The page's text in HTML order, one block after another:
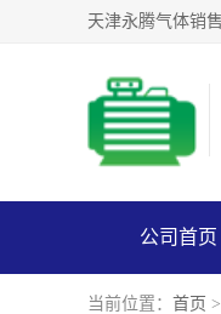
公司首页
当前位置： 首页 >